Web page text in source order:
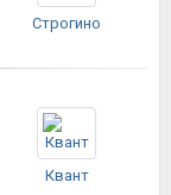
Строгино
Квант